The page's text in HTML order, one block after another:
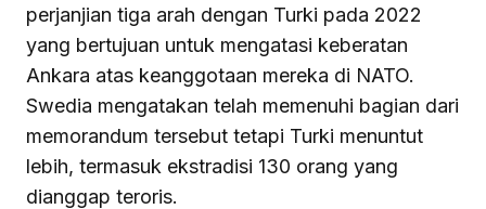
perjanjian tiga arah dengan Turki pada 2022
yang bertujuan untuk mengatasi keberatan
Ankara atas keanggotaan mereka di NATO.
Swedia mengatakan telah memenuhi bagian dari
memorandum tersebut tetapi Turki menuntut
lebih, termasuk ekstradisi 130 orang yang
dianggap teroris.